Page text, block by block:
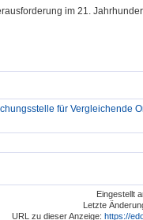
im 21.
für Vergleichende
Eingestellt
Letzte
URL zu dieser Anzeige: https://